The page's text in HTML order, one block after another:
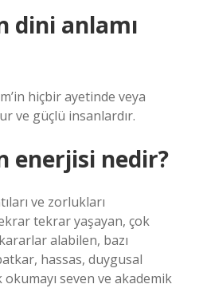
dini anlamı
hiçbir ayetinde veya
ve güçlü insanlardır.
enerjisi nedir?
ve zorlukları
tekrar yaşayan, çok
alabilen, bazı
hassas, duygusal
seven ve akademik